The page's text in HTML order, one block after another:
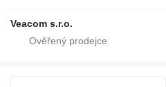
Veacom s.r.o.